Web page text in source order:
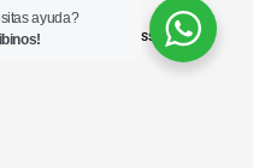
ssn
ayuda?